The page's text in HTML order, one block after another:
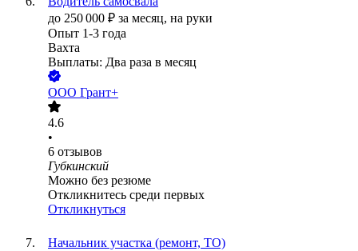
до 250 000 ₽ за месяц, на руки
Опыт 1-3 года
Вахта
Выплаты: Два раза в месяц
ООО Грант+
4.6
•
6 отзывов
Губкинский
Можно без резюме
Откликнитесь среди первых
Откликнуться
Начальник участка (ремонт, ТО)